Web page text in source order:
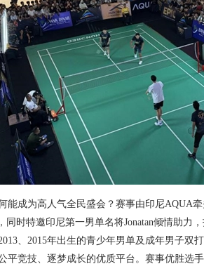
能成为高人气全民盛会？赛事由印尼AQUA
同时特邀印尼第一男单名将Jonatan倾情助力
、2015年出生的青少年男单及成年男子
平竞技、逐梦成长的优质平台。赛事优胜选